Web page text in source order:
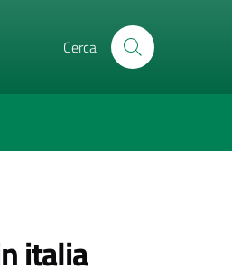
Cerca
italia